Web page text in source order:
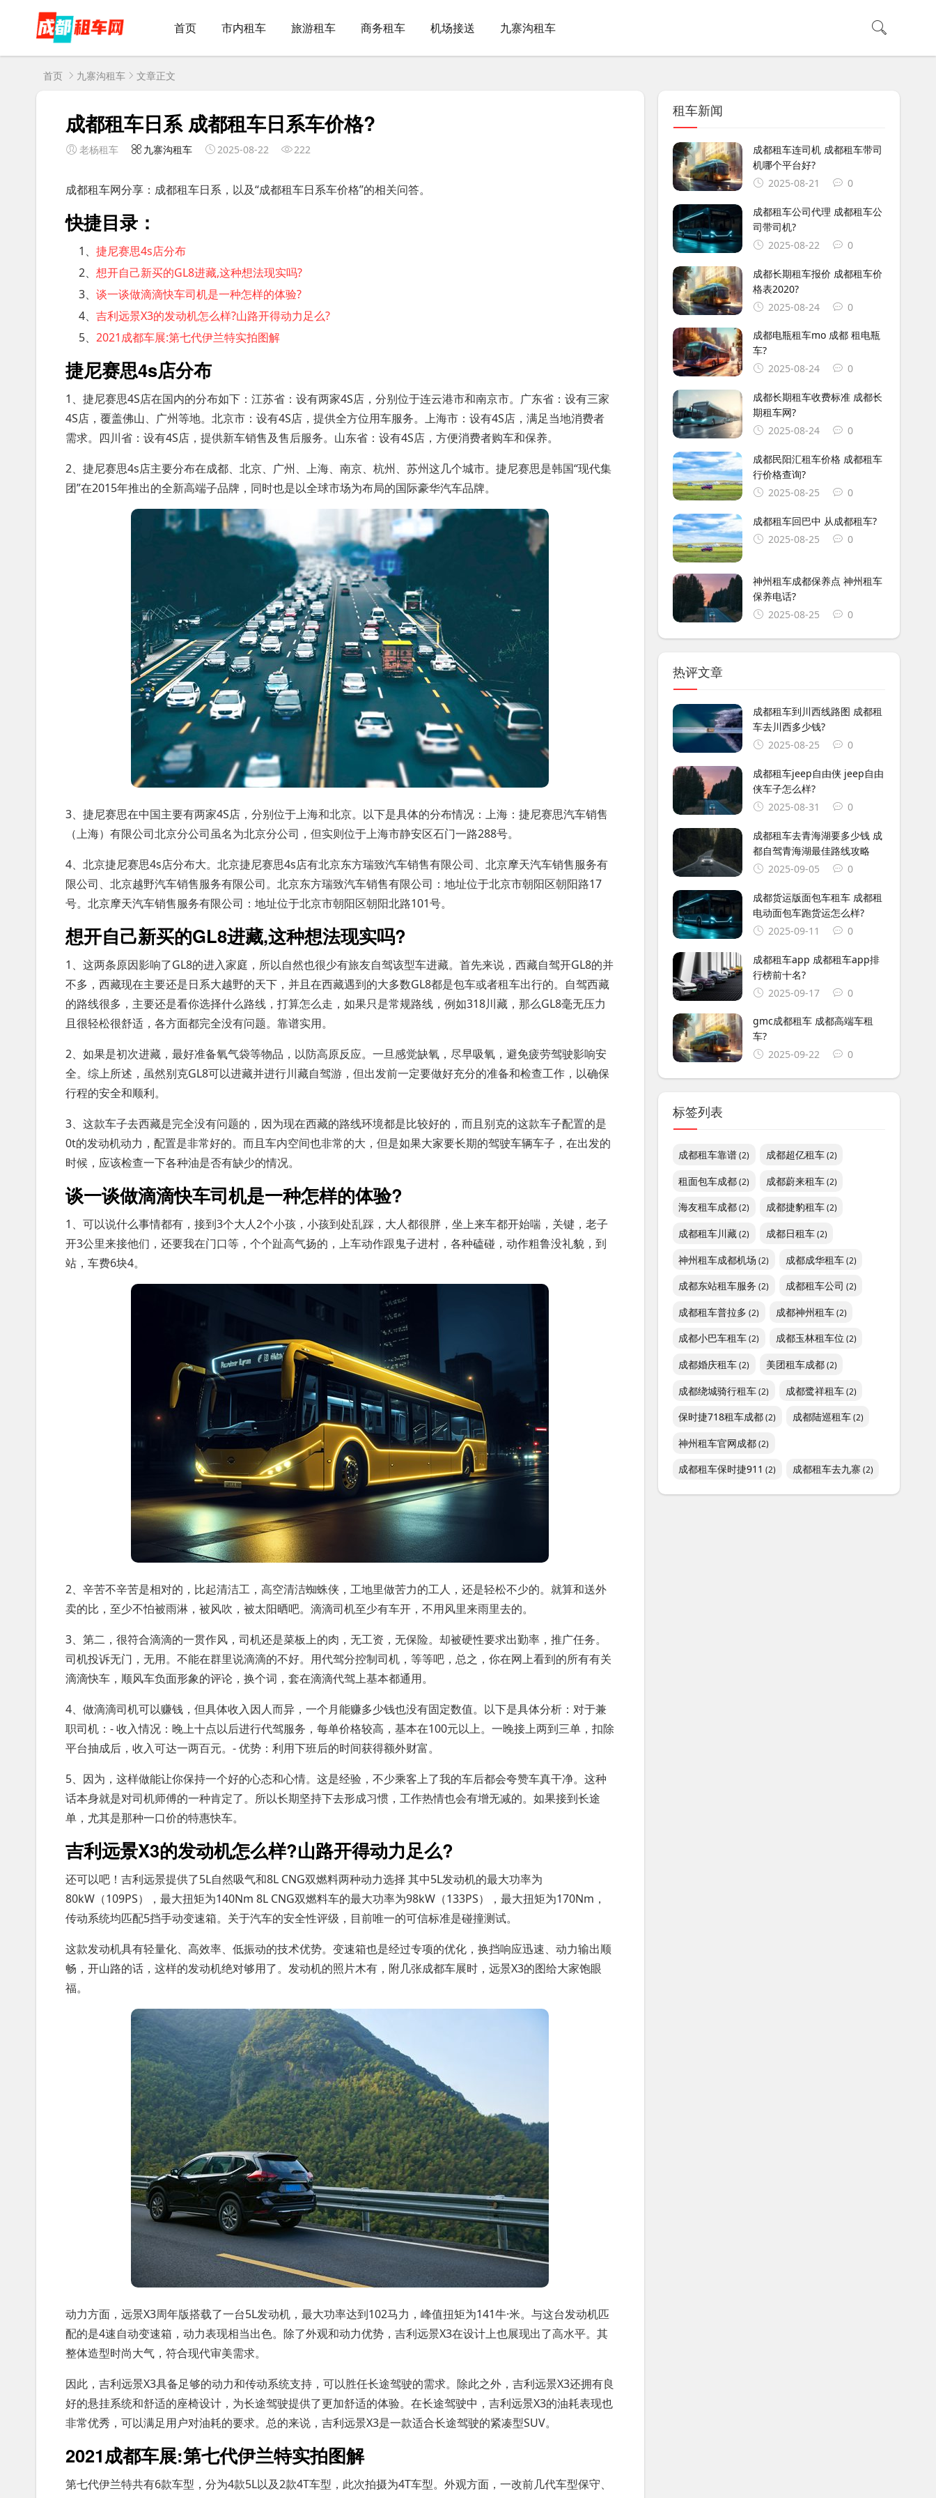
首页 市内租车 旅游租车 商务租车 机场接送 九寨沟租车
首页 九寨沟租车 文章正文
成都租车日系 成都租车日系车价格?
老杨租车 九寨沟租车 2025-08-22 222
成都租车网分享：成都租车日系，以及“成都租车日系车价格”的相关问答。
快捷目录：
1、捷尼赛思4s店分布
2、想开自己新买的GL8进藏,这种想法现实吗?
3、谈一谈做滴滴快车司机是一种怎样的体验?
4、吉利远景X3的发动机怎么样?山路开得动力足么?
5、2021成都车展:第七代伊兰特实拍图解
捷尼赛思4s店分布
1、捷尼赛思4S店在国内的分布如下：江苏省：设有两家4S店，分别位于连云港市和南京市。广东省：设有三家
4S店，覆盖佛山、广州等地。北京市：设有4S店，提供全方位用车服务。上海市：设有4S店，满足当地消费者
需求。四川省：设有4S店，提供新车销售及售后服务。山东省：设有4S店，方便消费者购车和保养。
2、捷尼赛思4s店主要分布在成都、北京、广州、上海、南京、杭州、苏州这几个城市。捷尼赛思是韩国“现代集
团”在2015年推出的全新高端子品牌，同时也是以全球市场为布局的国际豪华汽车品牌。
3、捷尼赛思在中国主要有两家4S店，分别位于上海和北京。以下是具体的分布情况：上海：捷尼赛思汽车销售
（上海）有限公司北京分公司虽名为北京分公司，但实则位于上海市静安区石门一路288号。
4、北京捷尼赛思4s店分布大。北京捷尼赛思4s店有北京东方瑞致汽车销售有限公司、北京摩天汽车销售服务有
限公司、北京越野汽车销售服务有限公司。北京东方瑞致汽车销售有限公司：地址位于北京市朝阳区朝阳路17
号。北京摩天汽车销售服务有限公司：地址位于北京市朝阳区朝阳北路101号。
想开自己新买的GL8进藏,这种想法现实吗?
1、这两条原因影响了GL8的进入家庭，所以自然也很少有旅友自驾该型车进藏。首先来说，西藏自驾开GL8的并
不多，西藏现在主要还是日系大越野的天下，并且在西藏遇到的大多数GL8都是包车或者租车出行的。自驾西藏
的路线很多，主要还是看你选择什么路线，打算怎么走，如果只是常规路线，例如318川藏，那么GL8毫无压力
且很轻松很舒适，各方面都完全没有问题。靠谱实用。
2、如果是初次进藏，最好准备氧气袋等物品，以防高原反应。一旦感觉缺氧，尽早吸氧，避免疲劳驾驶影响安
全。综上所述，虽然别克GL8可以进藏并进行川藏自驾游，但出发前一定要做好充分的准备和检查工作，以确保
行程的安全和顺利。
3、这款车子去西藏是完全没有问题的，因为现在西藏的路线环境都是比较好的，而且别克的这款车子配置的是
0t的发动机动力，配置是非常好的。而且车内空间也非常的大，但是如果大家要长期的驾驶车辆车子，在出发的
时候，应该检查一下各种油是否有缺少的情况。
谈一谈做滴滴快车司机是一种怎样的体验?
1、可以说什么事情都有，接到3个大人2个小孩，小孩到处乱踩，大人都很胖，坐上来车都开始喘，关键，老子
开3公里来接他们，还要我在门口等，个个趾高气扬的，上车动作跟鬼子进村，各种磕碰，动作粗鲁没礼貌，到
站，车费6块4。
2、辛苦不辛苦是相对的，比起清洁工，高空清洁蜘蛛侠，工地里做苦力的工人，还是轻松不少的。就算和送外
卖的比，至少不怕被雨淋，被风吹，被太阳晒吧。滴滴司机至少有车开，不用风里来雨里去的。
3、第二，很符合滴滴的一贯作风，司机还是菜板上的肉，无工资，无保险。却被硬性要求出勤率，推广任务。
司机投诉无门，无用。不能在群里说滴滴的不好。用代驾分控制司机，等等吧，总之，你在网上看到的所有有关
滴滴快车，顺风车负面形象的评论，换个词，套在滴滴代驾上基本都通用。
4、做滴滴司机可以赚钱，但具体收入因人而异，一个月能赚多少钱也没有固定数值。以下是具体分析：对于兼
职司机：- 收入情况：晚上十点以后进行代驾服务，每单价格较高，基本在100元以上。一晚接上两到三单，扣除
平台抽成后，收入可达一两百元。- 优势：利用下班后的时间获得额外财富。
5、因为，这样做能让你保持一个好的心态和心情。这是经验，不少乘客上了我的车后都会夸赞车真干净。这种
话本身就是对司机师傅的一种肯定了。所以长期坚持下去形成习惯，工作热情也会有增无减的。如果接到长途
单，尤其是那种一口价的特惠快车。
吉利远景X3的发动机怎么样?山路开得动力足么?
还可以吧！吉利远景提供了5L自然吸气和8L CNG双燃料两种动力选择 其中5L发动机的最大功率为
80kW（109PS），最大扭矩为140Nm 8L CNG双燃料车的最大功率为98kW（133PS），最大扭矩为170Nm，
传动系统均匹配5挡手动变速箱。关于汽车的安全性评级，目前唯一的可信标准是碰撞测试。
这款发动机具有轻量化、高效率、低振动的技术优势。变速箱也是经过专项的优化，换挡响应迅速、动力输出顺
畅，开山路的话，这样的发动机绝对够用了。发动机的照片木有，附几张成都车展时，远景X3的图给大家饱眼
福。
动力方面，远景X3周年版搭载了一台5L发动机，最大功率达到102马力，峰值扭矩为141牛·米。与这台发动机匹
配的是4速自动变速箱，动力表现相当出色。除了外观和动力优势，吉利远景X3在设计上也展现出了高水平。其
整体造型时尚大气，符合现代审美需求。
因此，吉利远景X3具备足够的动力和传动系统支持，可以胜任长途驾驶的需求。除此之外，吉利远景X3还拥有良
好的悬挂系统和舒适的座椅设计，为长途驾驶提供了更加舒适的体验。在长途驾驶中，吉利远景X3的油耗表现也
非常优秀，可以满足用户对油耗的要求。总的来说，吉利远景X3是一款适合长途驾驶的紧凑型SUV。
2021成都车展:第七代伊兰特实拍图解
第七代伊兰特共有6款车型，分为4款5L以及2款4T车型，此次拍摄为4T车型。外观方面，一改前几代车型保守、
租车新闻
成都租车连司机 成都租车带司
机哪个平台好?
2025-08-21
0
成都租车公司代理 成都租车公
司带司机?
2025-08-22
0
成都长期租车报价 成都租车价
格表2020?
2025-08-24
0
成都电瓶租车mo 成都 租电瓶
车?
2025-08-24
0
成都长期租车收费标准 成都长
期租车网?
2025-08-24
0
成都民阳汇租车价格 成都租车
行价格查询?
2025-08-25
0
成都租车回巴中 从成都租车?
2025-08-25
0
神州租车成都保养点 神州租车
保养电话?
2025-08-25
0
热评文章
成都租车到川西线路图 成都租
车去川西多少钱?
2025-08-25
0
成都租车jeep自由侠 jeep自由
侠车子怎么样?
2025-08-31
0
成都租车去青海湖要多少钱 成
都自驾青海湖最佳路线攻略
2025-09-05
0
成都货运版面包车租车 成都租
电动面包车跑货运怎么样?
2025-09-11
0
成都租车app 成都租车app排
行榜前十名?
2025-09-17
0
gmc成都租车 成都高端车租
车?
2025-09-22
0
标签列表
成都租车靠谱(2) 成都超亿租车(2)
租面包车成都(2) 成都蔚来租车(2)
海友租车成都(2) 成都捷豹租车(2)
成都租车川藏(2) 成都日租车(2)
神州租车成都机场 (2) 成都成华租车(2)
成都东站租车服务 (2) 成都租车公司 (2)
成都租车普拉多 (2) 成都神州租车(2)
成都小巴车租车(2) 成都玉林租车位 (2)
成都婚庆租车(2) 美团租车成都(2)
成都绕城骑行租车(2) 成都鹭祥租车(2)
保时捷718租车成都(2) 成都陆巡租车(2)
神州租车官网成都(2)
成都租车保时捷911 (2) 成都租车去九寨 (2)